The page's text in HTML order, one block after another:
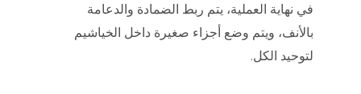
في نهاية العملية، يتم ربط الضمادة والدعامة
بالأنف، ويتم وضع أجزاء صغيرة داخل الخياشيم
لتوحيد الكل.